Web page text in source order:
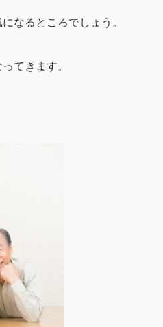
なるところでしょう。
てきます。